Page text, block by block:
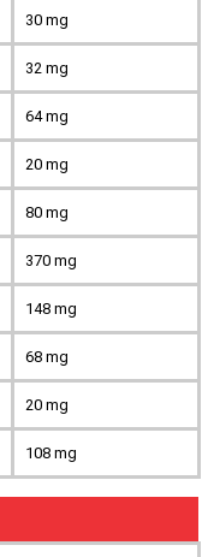
30 mg
32 mg
64 mg
20 mg
80 mg
370 mg
148 mg
68 mg
20 mg
108 mg